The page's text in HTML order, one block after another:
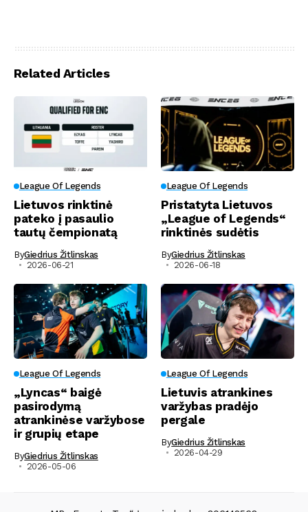
Related Articles
League Of Legends
Lietuvos rinktinė
pateko į pasaulio
tautų čempionatą
ByGiedrius Žitlinskas
2026-06-21
League Of Legends
Pristatyta Lietuvos
„League of Legends“
rinktinės sudėtis
ByGiedrius Žitlinskas
2026-06-18
League Of Legends
„Lyncas“ baigė
pasirodymą
atrankinėse varžybose
ir grupių etape
ByGiedrius Žitlinskas
2026-05-06
League Of Legends
Lietuvis atrankines
varžybas pradėjo
pergale
ByGiedrius Žitlinskas
2026-04-29